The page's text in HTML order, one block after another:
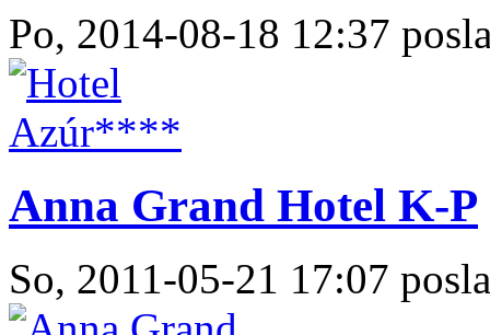
Po, 2014-08-18 12:37
Anna Grand Hotel K-P
So, 2011-05-21 17:07